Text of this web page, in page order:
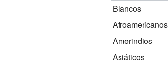
Blancos
Afroamericanos
Amerindios
Asiáticos